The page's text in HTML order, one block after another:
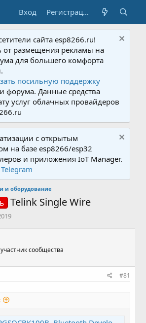
Вход Регистрация
сайта esp8266.ru!
от размещения рекламы на
для большего комфорта
посильную поддержку
форума. Данные средства
услуг облачных провайдеров
с открытым
на базе esp8266/esp32
и приложения IoT Manager.
и оборудование
Telink Single Wire
сообщества
#81